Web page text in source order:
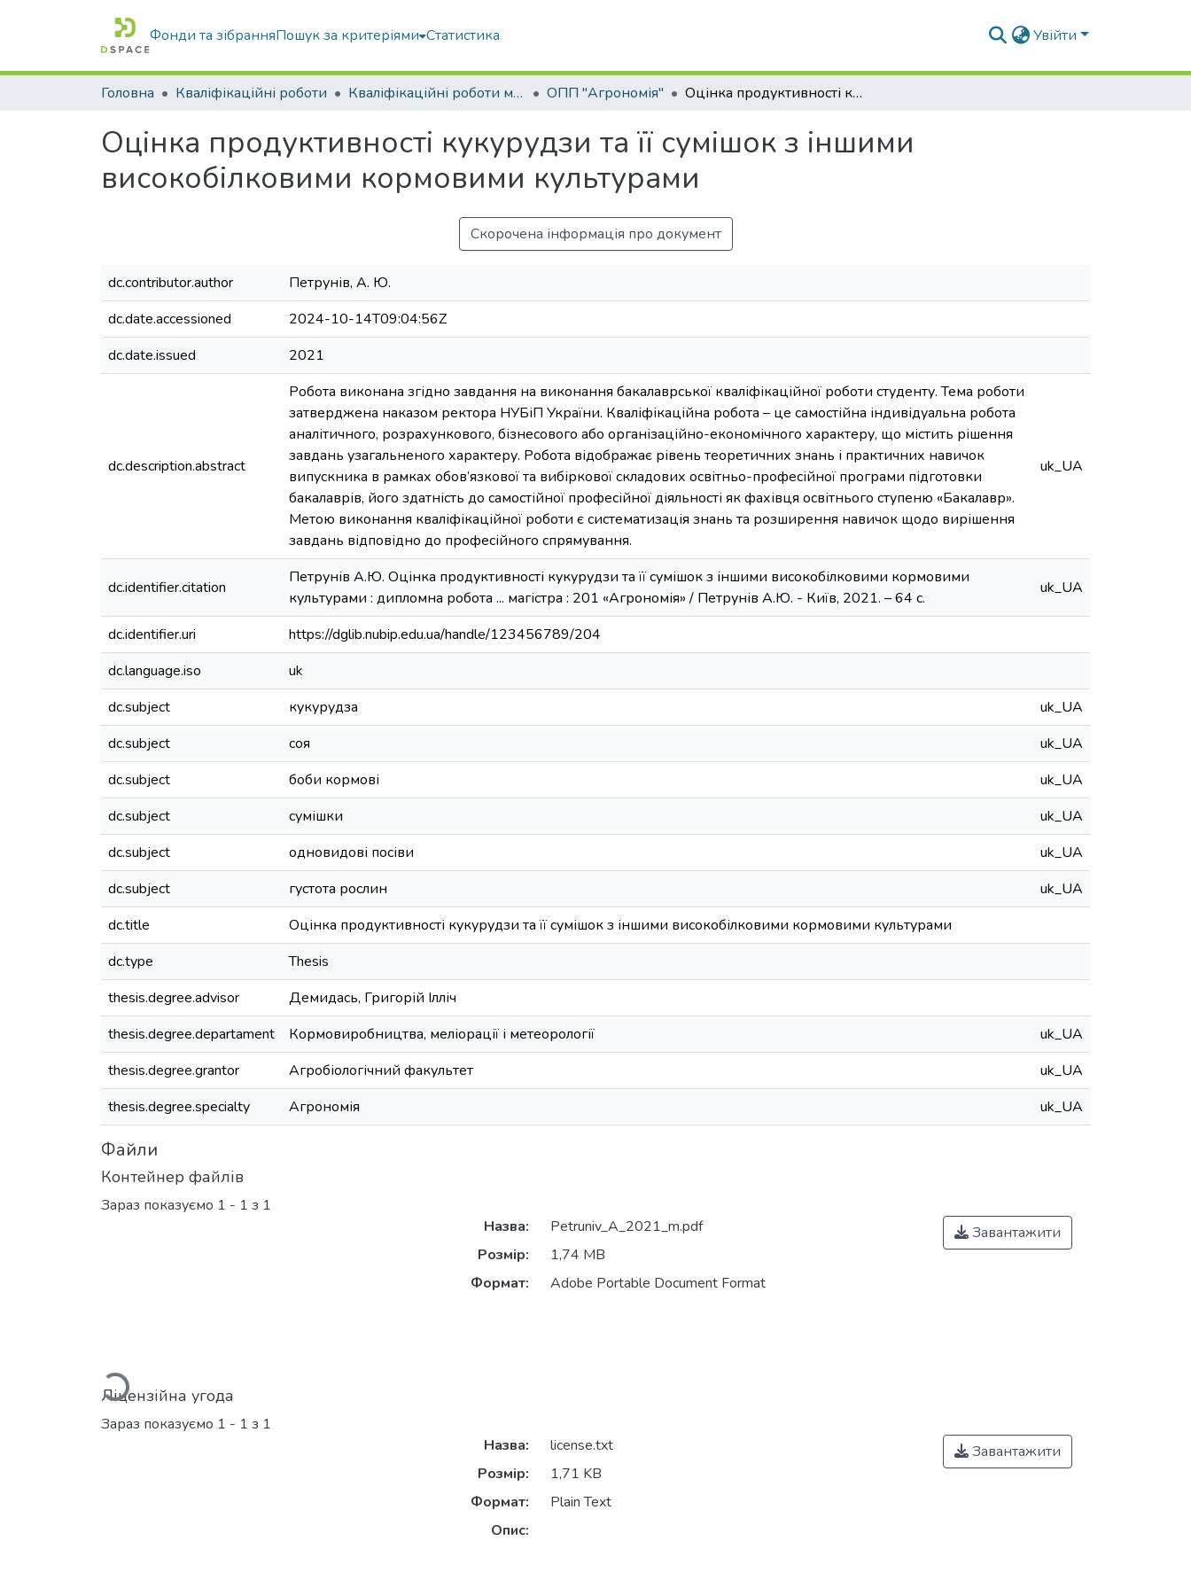
Фонди та зібранняПошук за критеріями Статистика Увійти
Головна Кваліфікаційні роботи Кваліфікаційні роботи магістрів ОПП "Агрономія" Оцінка продуктивності кукурудзи та її сумішок з іншими високобілковими кормовими культурами
Оцінка продуктивності кукурудзи та її сумішок з іншими
високобілковими кормовими культурами
Скорочена інформація про документ
dc.contributor.author
Петрунів, А. Ю.
dc.date.accessioned
2024-10-14T09:04:56Z
dc.date.issued
2021
dc.description.abstract
Робота виконана згідно завдання на виконання бакалаврської кваліфікаційної роботи студенту. Тема роботи
затверджена наказом ректора НУБіП України. Кваліфікаційна робота – це самостійна індивідуальна робота
аналітичного, розрахункового, бізнесового або організаційно-економічного характеру, що містить рішення
завдань узагальненого характеру. Робота відображає рівень теоретичних знань і практичних навичок
випускника в рамках обов’язкової та вибіркової складових освітньо-професійної програми підготовки
бакалаврів, його здатність до самостійної професійної діяльності як фахівця освітнього ступеню «Бакалавр».
Метою виконання кваліфікаційної роботи є систематизація знань та розширення навичок щодо вирішення
завдань відповідно до професійного спрямування.
uk_UA
dc.identifier.citation
Петрунів А.Ю. Оцінка продуктивності кукурудзи та її сумішок з іншими високобілковими кормовими
культурами : дипломна робота ... магістра : 201 «Агрономія» / Петрунів А.Ю. - Київ, 2021. – 64 с.
uk_UA
dc.identifier.uri
https://dglib.nubip.edu.ua/handle/123456789/204
dc.language.iso
uk
dc.subject
кукурудза
uk_UA
dc.subject
соя
uk_UA
dc.subject
боби кормові
uk_UA
dc.subject
сумішки
uk_UA
dc.subject
одновидові посіви
uk_UA
dc.subject
густота рослин
uk_UA
dc.title
Оцінка продуктивності кукурудзи та її сумішок з іншими високобілковими кормовими культурами
dc.type
Thesis
thesis.degree.advisor
Демидась, Григорій Ілліч
thesis.degree.departament
Кормовиробництва, меліорації і метеорології
uk_UA
thesis.degree.grantor
Агробіологічний факультет
uk_UA
thesis.degree.specialty
Агрономія uk_UA
Файли
Контейнер файлів
Зараз показуємо 1 - 1 з 1
Вантажиться...
Назва:
Petruniv_A_2021_m.pdf
Розмір:
1,74 MB
Формат:
Adobe Portable Document Format
Завантажити
Ліцензійна угода
Зараз показуємо 1 - 1 з 1
Назва:
license.txt
Розмір:
1,71 KB
Формат:
Plain Text
Опис:
Завантажити